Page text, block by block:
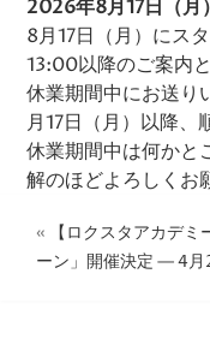
2026年8月17日（月）
8月17日（月）にス
13:00以降のご案内
休業期間中にお送り
月17日（月）以降、
休業期間中は何かと
解のほどよろしくお
«
【ロクスタアカデ
ーン」開催決定 — 4月